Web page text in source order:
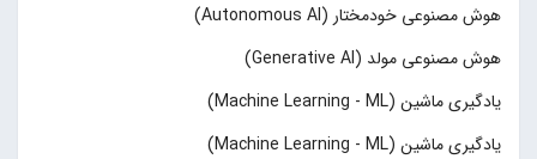
هوش مصنوعی خودمختار (Autonomous AI)
هوش مصنوعی مولد (Generative AI)
یادگیری ماشین (Machine Learning - ML)
یادگیری ماشین (Machine Learning - ML)